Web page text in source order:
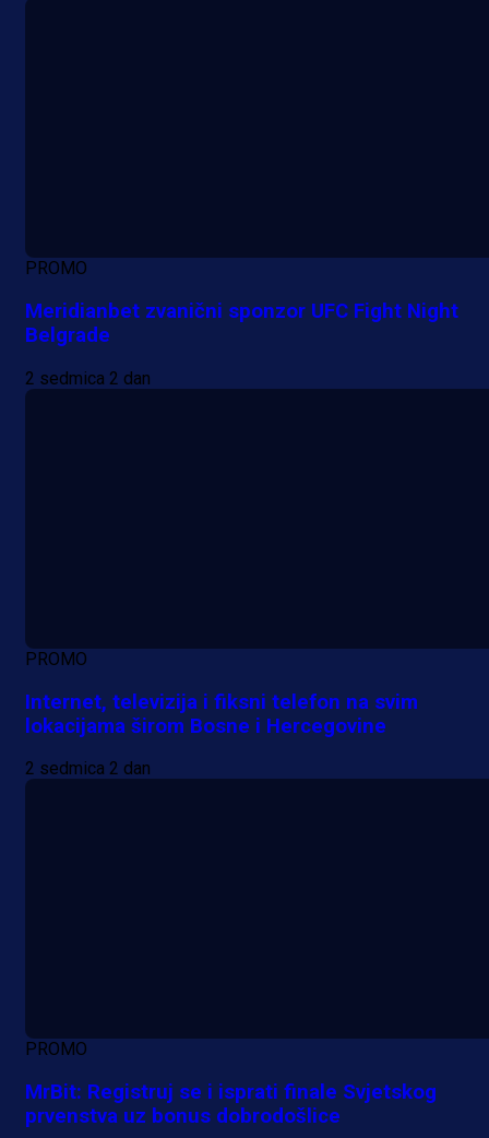
PROMO
Meridianbet zvanični sponzor UFC Fight Night
Belgrade
2 sedmica 2 dan
PROMO
Internet, televizija i fiksni telefon na svim
lokacijama širom Bosne i Hercegovine
2 sedmica 2 dan
PROMO
MrBit: Registruj se i isprati finale Svjetskog
prvenstva uz bonus dobrodošlice